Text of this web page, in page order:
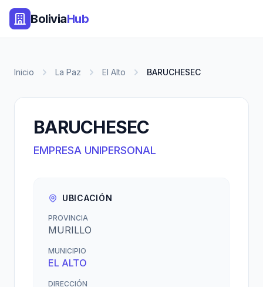
BoliviaHub
Inicio La Paz El Alto BARUCHESEC
BARUCHESEC
EMPRESA UNIPERSONAL
UBICACIÓN
PROVINCIA
MURILLO
MUNICIPIO
EL ALTO
DIRECCIÓN